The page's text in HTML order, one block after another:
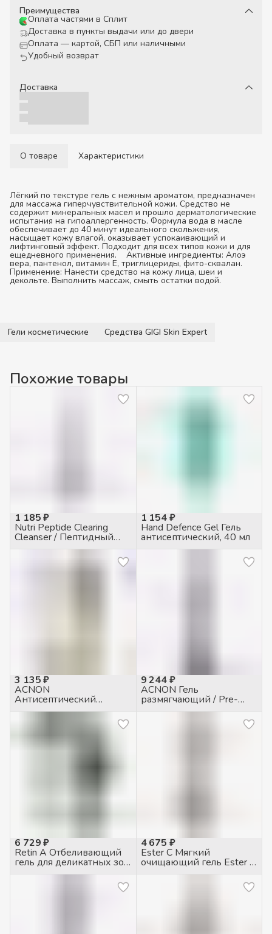
Преимущества
Оплата частями в Сплит
Доставка в пункты выдачи или до двери
Оплата — картой, СБП или наличными
Удобный возврат
Доставка
О товаре Характеристики
Лёгкий по текстуре гель с нежным ароматом, предназначен
для массажа гиперчувствительной кожи. Средство не
содержит минеральных масел и прошло дерматологические
испытания на гипоаллергенность. Формула вода в масле
обеспечивает до 40 минут идеального скольжения,
насыщает кожу влагой, оказывает успокаивающий и
лифтинговый эффект. Подходит для всех типов кожи и для
ещедневного применения. Активные ингредиенты: Алоэ
вера, пантенол, витамин Е, триглицериды, фито-сквалан.
Применение: Нанести средство на кожу лица, шеи и
декольте. Выполнить массаж, смыть остатки водой.
Гели косметические Средства GIGI Skin Expert
Похожие товары
1 185 ₽
Nutri Peptide Clearing
Cleanser / Пептидный
Очищающий гель, 60мл
1 154 ₽
Hand Defence Gel Гель
антисептический, 40 мл
3 135 ₽
ACNON
Антисептический
заживляющий Гель, 5 гр
9 244 ₽
ACNON Гель
размягчающий / Pre-
treatment softening gel
6 729 ₽
Retin A Отбеливающий
гель для деликатных зон
\ RejuvIntim Whitening Gel
4 675 ₽
Ester C Мягкий
очищающий гель Ester C